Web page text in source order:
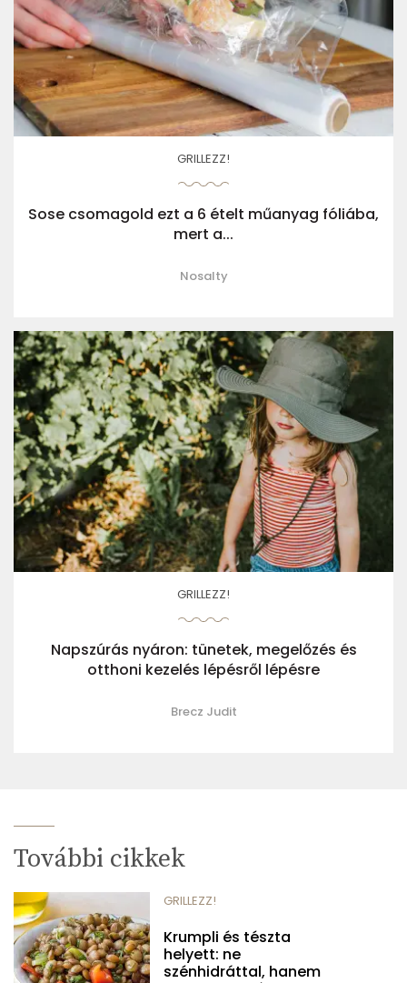
GRILLEZZ!
Sose csomagold ezt a 6 ételt műanyag fóliába,
mert a...
Nosalty
GRILLEZZ!
Napszúrás nyáron: tünetek, megelőzés és
otthoni kezelés lépésről lépésre
Brecz Judit
További cikkek
GRILLEZZ!
Krumpli és tészta
helyett: ne
szénhidráttal, hanem